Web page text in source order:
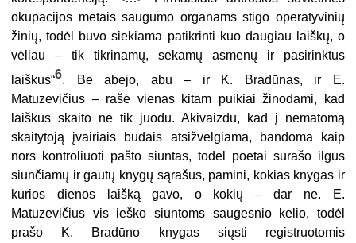
okupacijos metais saugumo organams stigo operatyvinių
žinių, todėl buvo siekiama patikrinti kuo daugiau laiškų, o
vėliau – tik tikrinamų, sekamų asmenų ir pasirinktus
laiškus“6. Be abejo, abu – ir
K. Bradūnas, ir E.
Matuzevičius ­– rašė vienas kitam puikiai žinodami, kad
laiškus skaito ne tik juodu. Akivaizdu, kad į nematomą
skaitytoją įvairiais būdais atsižvelgiama, bandoma kaip
nors kontroliuoti pašto siuntas, todėl poetai surašo ilgus
siunčiamų ir gautų knygų sąrašus, pamini, kokias knygas ir
kurios dienos laišką gavo, o kokių – dar ne. E.
Matuzevičius vis ieško siuntoms saugesnio kelio, todėl
prašo K. Bradūno knygas siųsti registruotomis